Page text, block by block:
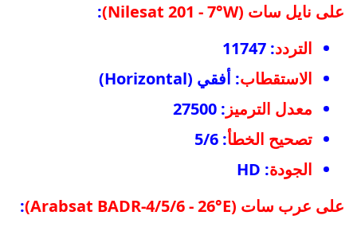
على نايل سات (Nilesat 201 - 7°W)
:
التردد: 11747
الاستقطاب: أفقي (Horizontal)
معدل الترميز : 27500
تصحيح الخطأ: 5/6
الجودة: HD
على عرب سات (Arabsat BADR-4/5/6 - 26°E)
: